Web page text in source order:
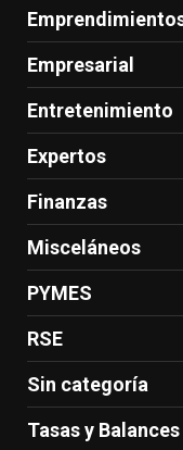
Empresarial
Entretenimiento
Expertos
Finanzas
Misceláneos
PYMES
RSE
Sin categoría
Tasas y Balances